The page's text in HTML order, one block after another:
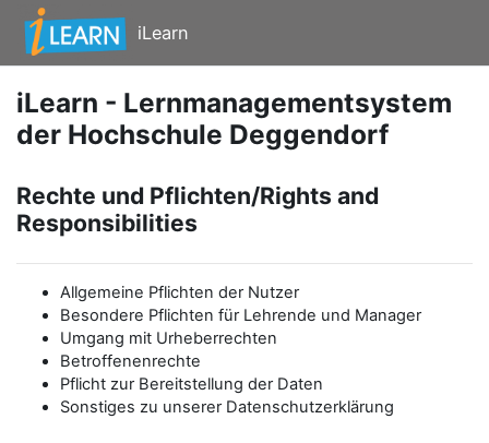
Zum Hauptinhalt
iLearn
iLearn - Lernmanagementsystem
der Hochschule Deggendorf
Rechte und Pflichten/Rights and
Responsibilities
Allgemeine Pflichten der Nutzer
Besondere Pflichten für Lehrende und Manager
Umgang mit Urheberrechten
Betroffenenrechte
Pflicht zur Bereitstellung der Daten
Sonstiges zu unserer Datenschutzerklärung